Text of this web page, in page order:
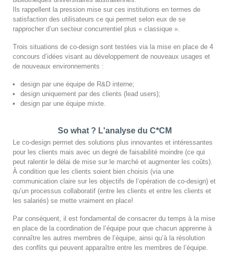
Ils rappellent la pression mise sur ces institutions en termes de
satisfaction des utilisateurs ce qui permet selon eux de se
rapprocher d’un secteur concurrentiel plus « classique ».
Trois situations de co-design sont testées via la mise en place de 4
concours d’idées visant au développement de nouveaux usages et
de nouveaux environnements :
design par une équipe de R&D interne;
design uniquement par des clients (lead users);
design par une équipe mixte.
So what ? L'analyse du C*CM
Le co-design permet des solutions plus innovantes et intéressantes
pour les clients mais avec un degré de faisabilité moindre (ce qui
peut ralentir le délai de mise sur le marché et augmenter les coûts).
À condition que les clients soient bien choisis (via une
communication claire sur les objectifs de l’opération de co-design) et
qu’un processus collaboratif (entre les clients et entre les clients et
les salariés) se mette vraiment en place!
Par conséquent, il est fondamental de consacrer du temps à la mise
en place de la coordination de l’équipe pour que chacun apprenne à
connaître les autres membres de l’équipe, ainsi qu’à la résolution
des conflits qui peuvent apparaître entre les membres de l’équipe.